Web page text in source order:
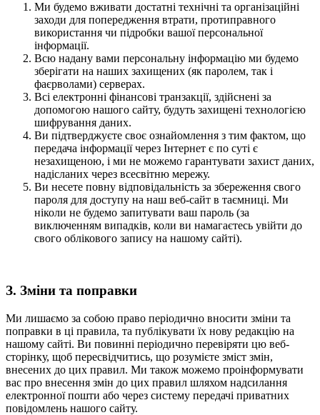
Ми будемо вживати достатні технічні та організаційні
заходи для попередження втрати, протиправного
використання чи підробки вашої персональної
інформації.
Всю надану вами персональну інформацію ми будемо
зберігати на наших захищених (як паролем, так і
фаєрволами) серверах.
Всі електронні фінансові транзакції, здійснені за
допомогою нашого сайту, будуть захищені технологією
шифрування даних.
Ви підтверджуєте своє ознайомлення з тим фактом, що
передача інформації через Інтернет є по суті є
незахищеною, і ми не можемо гарантувати захист даних,
надісланих через всесвітню мережу.
Ви несете повну відповідальність за збереження свого
пароля для доступу на наш веб-сайт в таємниці. Ми
ніколи не будемо запитувати ваш пароль (за
виключенням випадків, коли ви намагаєтесь увійти до
свого облікового запису на нашому сайті).
З. Зміни та поправки
Ми лишаємо за собою право періодично вносити зміни та
поправки в ці правила, та публікувати їх нову редакцію на
нашому сайті. Ви повинні періодично перевіряти цю веб-
сторінку, щоб пересвідчитись, що розумієте зміст змін,
внесених до цих правил. Ми також можемо проінформувати
вас про внесення змін до цих правил шляхом надсилання
електронної пошти або через систему передачі приватних
повідомлень нашого сайту.